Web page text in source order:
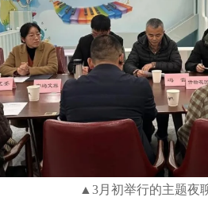
▲3月初举行的主题夜